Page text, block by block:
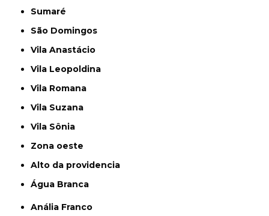
Sumaré
São Domingos
Vila Anastácio
Vila Leopoldina
Vila Romana
Vila Suzana
Vila Sônia
Zona oeste
alto da providencia
Água Branca
Anália Franco